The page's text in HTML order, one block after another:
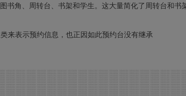
书角、周转台、书架和学生。这大量简化了周转台和书
来表示预约信息，也正因如此预约台没有继承